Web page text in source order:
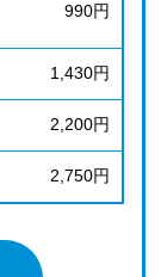
990円
1,430円
2,200円
2,750円